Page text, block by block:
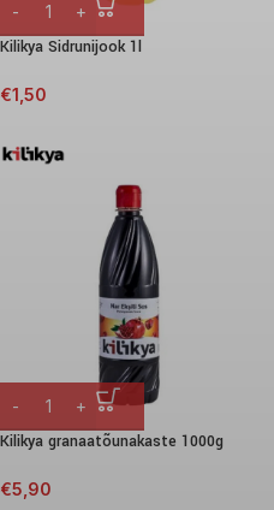
Kilikya Sidrunijook 1l
€1,50
Kilikya granaatõunakaste 1000g
€5,90